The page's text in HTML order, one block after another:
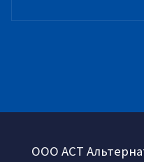
ООО АСТ